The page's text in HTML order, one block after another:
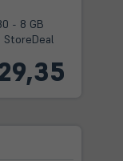
- 8 GB
StoreDeal